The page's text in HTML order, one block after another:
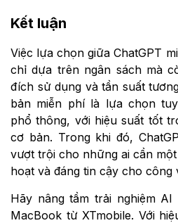
Kết luận
Việc lựa chọn giữa ChatGPT
chỉ dựa trên ngân sách mà
đích sử dụng và tần suất
bản miễn phí là lựa chọn
phổ thông, với hiệu suất tốt
cơ bản. Trong khi đó,
vượt trội cho những ai cần
hoạt và đáng tin cậy cho công
Hãy nâng tầm trải nghiệm
MacBook từ XTmobile. Với